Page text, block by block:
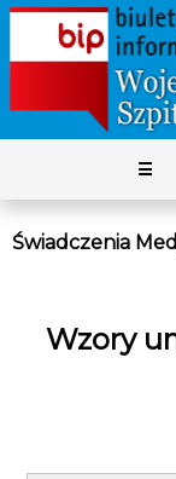
☰
Świadczenia
Wzory